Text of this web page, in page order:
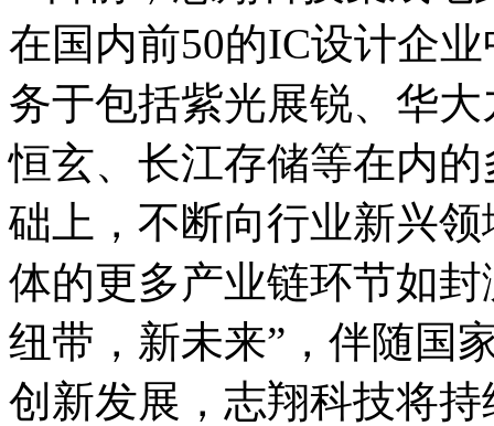
在国内前50的IC设计企
务于包括紫光展锐、华
恒玄、长江存储等在内
础上，不断向行业新兴
体的更多产业链环节如
纽带，新未来”，伴随国
创新发展，志翔科技将